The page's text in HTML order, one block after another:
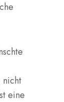
nicht
eine